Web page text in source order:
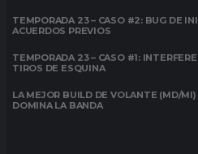
TEMPORADA 23 – CASO #2: BUG DE
ACUERDOS PREVIOS
TEMPORADA 23 – CASO #1:
TIROS DE ESQUINA
LA MEJOR BUILD DE VOLANTE (MD/MI)
DOMINA LA BANDA